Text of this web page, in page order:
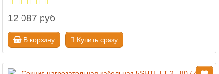
12 087 руб
В корзину Купить сразу